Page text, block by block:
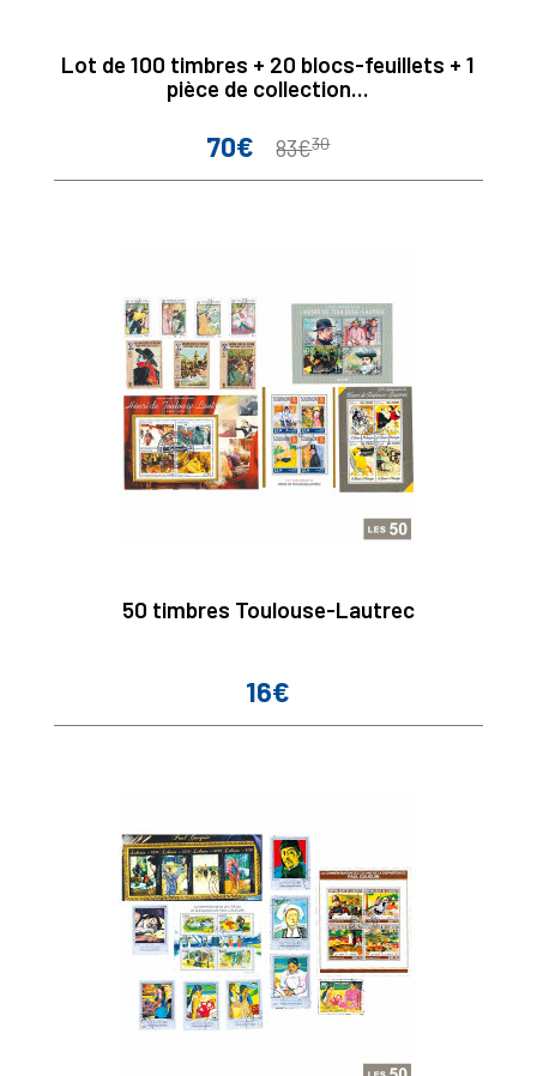
Lot de 100 timbres + 20 blocs-feuillets + 1
pièce de collection...
Prix
70€
Prix
83€30
50 timbres Toulouse-Lautrec
Prix
16€